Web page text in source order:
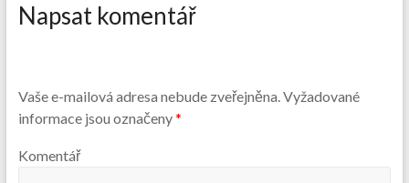
Napsat komentář
Vaše e-mailová adresa nebude zveřejněna. Vyžadované
informace jsou označeny*
Komentář